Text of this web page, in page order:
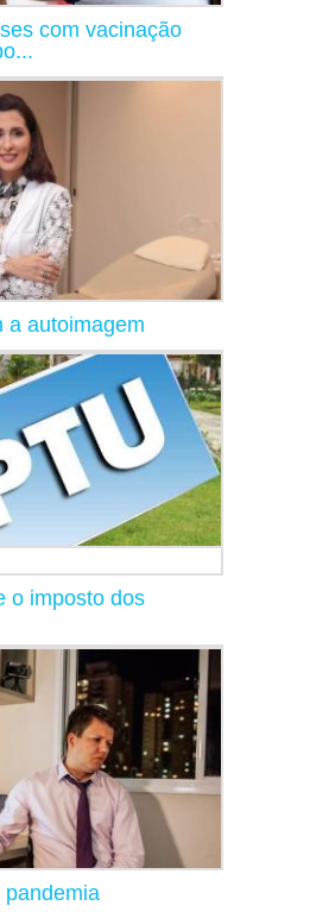
com vacinação
a autoimagem
o imposto dos
pandemia